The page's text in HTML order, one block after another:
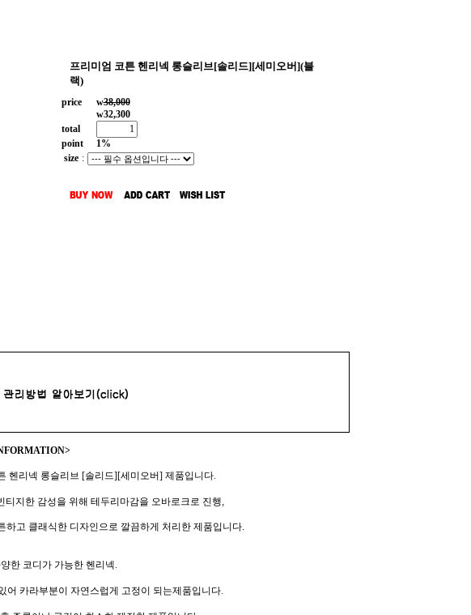
프리미엄 코튼 헨리넥 롱슬리브[솔리드][세미오버](블
랙)
price w38,000
w32,300
total
point
1%
size :
헨리넥 롱슬리브 [솔리드][세미오버] 제품입니다.
티지한 감성을 위해 테두리마감을 오바로크로 진행,
하고 클래식한 디자인으로 깔끔하게 처리한 제품입니다.
한 코디가 가능한 헨리넥.
어 카라부분이 자연스럽게 고정이 되는제품입니다.